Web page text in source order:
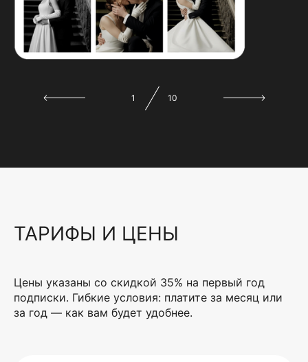
1 10
ТАРИФЫ И ЦЕНЫ
Цены указаны со скидкой 35% на первый год
подписки. Гибкие условия: платите за месяц или
за год — как вам будет удобнее.